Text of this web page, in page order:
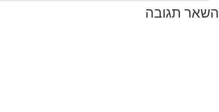
השאר תגובה